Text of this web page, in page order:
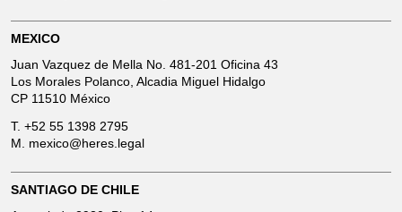
MEXICO
Juan Vazquez de Mella No. 481-201 Oficina 43
Los Morales Polanco, Alcadia Miguel Hidalgo
CP 11510 México
T. +52 55 1398 2795
M. mexico@heres.legal
SANTIAGO DE CHILE